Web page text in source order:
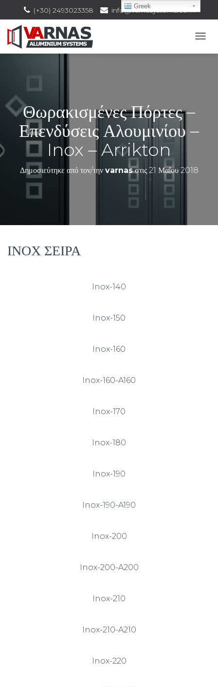
(+30) 2493023358 info@varnasystems.com
Ν
Θωρακισμένες Πόρτες –
Επενδύσεις Αλουμινίου –
Inox – Arrikton
Δημοσιεύτηκε από τον/την varnasστις 21 Μαΐου 2018
ΙΝΟΧ ΣΕΙΡΑ
Inox-140
Inox-150
Inox-160
Inox-160-A160
Inox-170
Inox-180
Inox-190
Inox-190-A190
Inox-200
Inox-200-A200
Inox-210
Inox-210-A210
Inox-220
Greek